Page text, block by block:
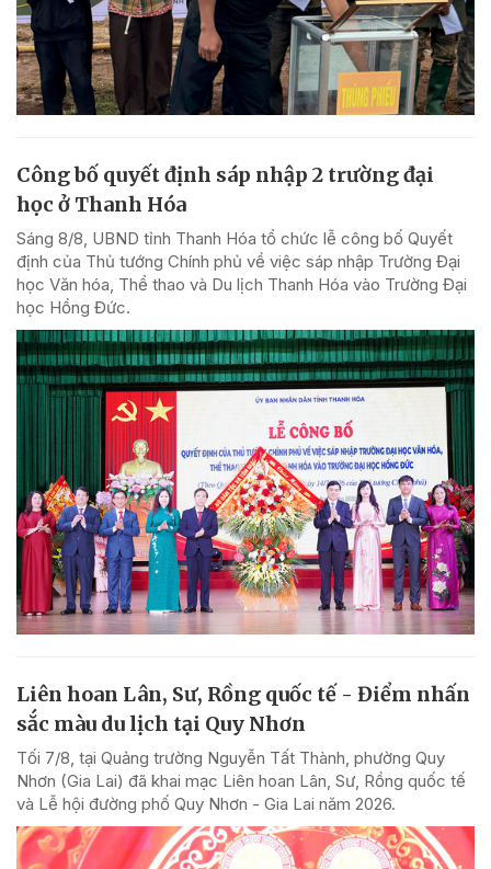
Công bố quyết định sáp nhập 2 trường đại
học ở Thanh Hóa
Sáng 8/8, UBND tỉnh Thanh Hóa tổ chức lễ công bố Quyết
định của Thủ tướng Chính phủ về việc sáp nhập Trường Đại
học Văn hóa, Thể thao và Du lịch Thanh Hóa vào Trường Đại
học Hồng Đức.
Liên hoan Lân, Sư, Rồng quốc tế - Điểm nhấn
sắc màu du lịch tại Quy Nhơn
Tối 7/8, tại Quảng trường Nguyễn Tất Thành, phường Quy
Nhơn (Gia Lai) đã khai mạc Liên hoan Lân, Sư, Rồng quốc tế
và Lễ hội đường phố Quy Nhơn - Gia Lai năm 2026.